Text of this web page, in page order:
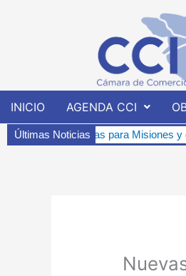
INICIO AGENDA CCI
Últimas Noticias
para Misiones y el Proyecto